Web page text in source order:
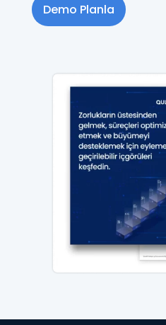
Demo Planla